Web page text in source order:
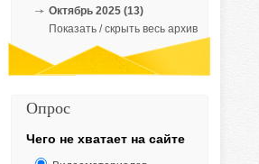
Октябрь 2025 (13)
Показать / скрыть весь архив
Опрос
Чего не хватает на сайте